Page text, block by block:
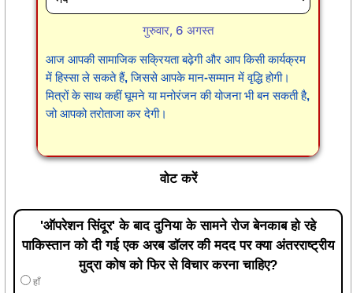
गुरुवार, 6 अगस्त
आज आपकी सामाजिक सक्रियता बढ़ेगी और आप किसी कार्यक्रम
में हिस्सा ले सकते हैं, जिससे आपके मान-सम्मान में वृद्धि होगी।
मित्रों के साथ कहीं घूमने या मनोरंजन की योजना भी बन सकती है,
जो आपको तरोताजा कर देगी।
वोट करें
'ऑपरेशन सिंदूर' के बाद दुनिया के सामने रोज बेनकाब हो रहे
पाकिस्तान को दी गई एक अरब डॉलर की मदद पर क्या अंतरराष्ट्रीय
मुद्रा कोष को फिर से विचार करना चाहिए?
हाँ